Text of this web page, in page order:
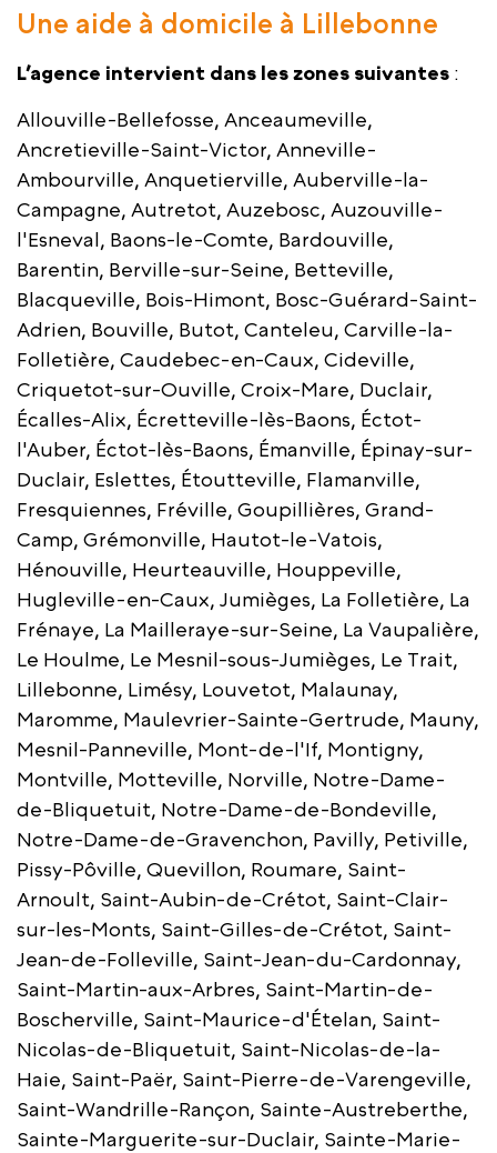
Une aide à domicile à Lillebonne
L’agence intervient dans les zones suivantes :
Allouville-Bellefosse, Anceaumeville,
Ancretieville-Saint-Victor, Anneville-
Ambourville, Anquetierville, Auberville-la-
Campagne, Autretot, Auzebosc, Auzouville-
l'Esneval, Baons-le-Comte, Bardouville,
Barentin, Berville-sur-Seine, Betteville,
Blacqueville, Bois-Himont, Bosc-Guérard-Saint-
Adrien, Bouville, Butot, Canteleu, Carville-la-
Folletière, Caudebec-en-Caux, Cideville,
Criquetot-sur-Ouville, Croix-Mare, Duclair,
Écalles-Alix, Écretteville-lès-Baons, Éctot-
l'Auber, Éctot-lès-Baons, Émanville, Épinay-sur-
Duclair, Eslettes, Étoutteville, Flamanville,
Fresquiennes, Fréville, Goupillières, Grand-
Camp, Grémonville, Hautot-le-Vatois,
Hénouville, Heurteauville, Houppeville,
Hugleville-en-Caux, Jumièges, La Folletière, La
Frénaye, La Mailleraye-sur-Seine, La Vaupalière,
Le Houlme, Le Mesnil-sous-Jumièges, Le Trait,
Lillebonne, Limésy, Louvetot, Malaunay,
Maromme, Maulevrier-Sainte-Gertrude, Mauny,
Mesnil-Panneville, Mont-de-l'If, Montigny,
Montville, Motteville, Norville, Notre-Dame-
de-Bliquetuit, Notre-Dame-de-Bondeville,
Notre-Dame-de-Gravenchon, Pavilly, Petiville,
Pissy-Pôville, Quevillon, Roumare, Saint-
Arnoult, Saint-Aubin-de-Crétot, Saint-Clair-
sur-les-Monts, Saint-Gilles-de-Crétot, Saint-
Jean-de-Folleville, Saint-Jean-du-Cardonnay,
Saint-Martin-aux-Arbres, Saint-Martin-de-
Boscherville, Saint-Maurice-d'Ételan, Saint-
Nicolas-de-Bliquetuit, Saint-Nicolas-de-la-
Haie, Saint-Paër, Saint-Pierre-de-Varengeville,
Saint-Wandrille-Rançon, Sainte-Austreberthe,
Sainte-Marguerite-sur-Duclair, Sainte-Marie-